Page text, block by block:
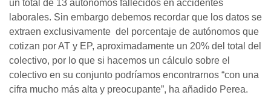
un total de 13 autónomos fallecidos en accidentes
laborales. Sin embargo debemos recordar que los datos se
extraen exclusivamente del porcentaje de autónomos que
cotizan por AT y EP, aproximadamente un 20% del total del
colectivo, por lo que si hacemos un cálculo sobre el
colectivo en su conjunto podríamos encontrarnos “con una
cifra mucho más alta y preocupante”, ha añadido Perea.